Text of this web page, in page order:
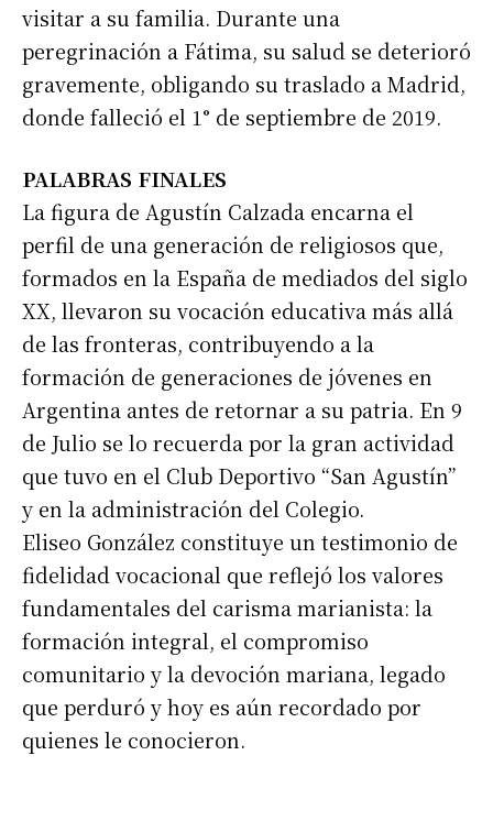
visitar a su familia. Durante una
peregrinación a Fátima, su salud se deterioró
gravemente, obligando su traslado a Madrid,
donde falleció el 1° de septiembre de 2019.
PALABRAS FINALES
La figura de Agustín Calzada encarna el
perfil de una generación de religiosos que,
formados en la España de mediados del siglo
XX, llevaron su vocación educativa más allá
de las fronteras, contribuyendo a la
formación de generaciones de jóvenes en
Argentina antes de retornar a su patria. En 9
de Julio se lo recuerda por la gran actividad
que tuvo en el Club Deportivo “San Agustín”
y en la administración del Colegio.
Eliseo González constituye un testimonio de
fidelidad vocacional que reflejó los valores
fundamentales del carisma marianista: la
formación integral, el compromiso
comunitario y la devoción mariana, legado
que perduró y hoy es aún recordado por
quienes le conocieron.